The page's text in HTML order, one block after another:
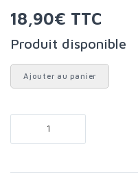
18,90€ TTC
Produit disponible
Ajouter au panier